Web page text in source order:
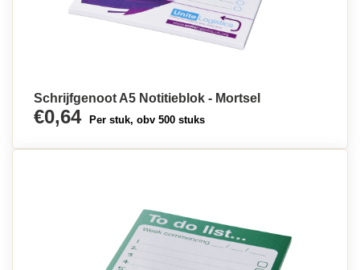
Schrijfgenoot A5 Notitieblok - Mortsel
€0,64 Per stuk, obv 500 stuks